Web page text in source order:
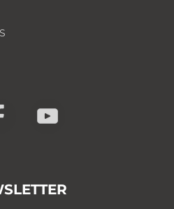
de confidentialité